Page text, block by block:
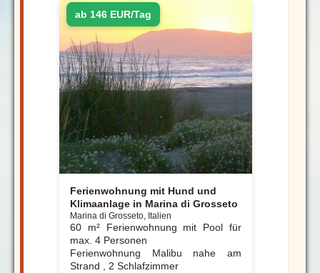
ab 146 EUR/Tag
Ferienwohnung mit Hund und
Klimaanlage in Marina di Grosseto
Marina di Grosseto, Italien
60 m² Ferienwohnung mit Pool für
max. 4 Personen
Ferienwohnung Malibu nahe am
Strand , 2 Schlafzimmer